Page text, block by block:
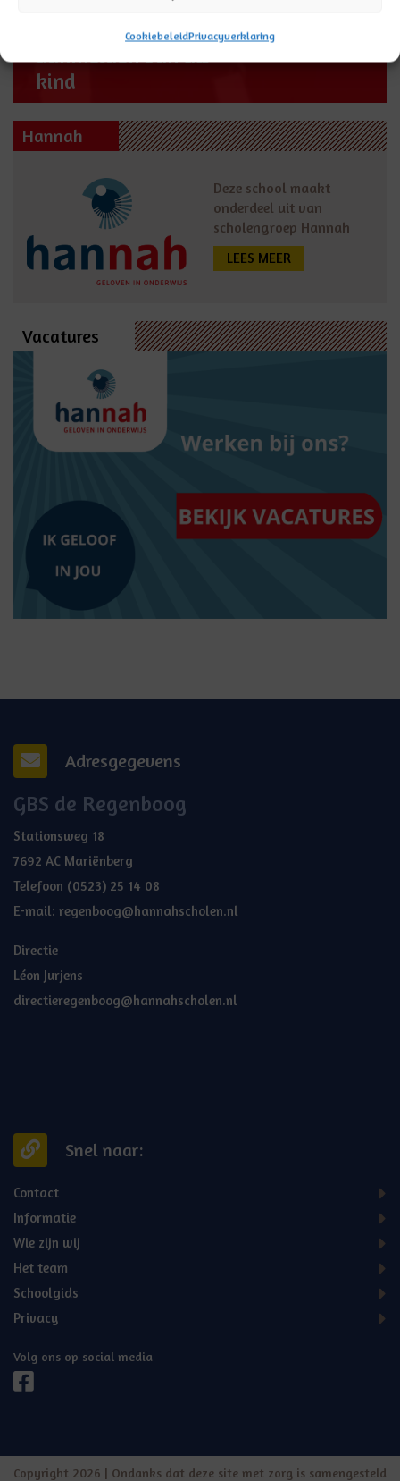
CookiebeleidPrivacyverklaring
informatie over het
aanmelden van uw
kind
Hannah
Deze school maakt
onderdeel uit van
scholengroep Hannah
LEES MEER
Vacatures
Adresgegevens
GBS de Regenboog
Stationsweg 18
7692 AC Mariënberg
Telefoon (0523) 25 14 08
E-mail: regenboog@hannahscholen.nl
Directie
Léon Jurjens
directieregenboog@hannahscholen.nl
Snel naar:
Contact
Informatie
Wie zijn wij
Het team
Schoolgids
Privacy
Volg ons op social media
Copyright 2026 | Ondanks dat deze site met zorg is samengesteld